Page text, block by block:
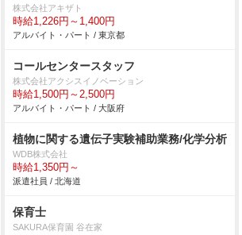
株式会社アキザト
時給1,226円～1,400円
アルバイト・パート / 東京都
コールセンタースタッフ
株式会社アクシスイノベーション
時給1,500円～2,500円
アルバイト・パート / 大阪府
植物に関する遺伝子実験補助業務/化学分析
WDB株式会社
時給1,350円～
派遣社員 / 北海道
保育士
SAKURA保育園 谷在家